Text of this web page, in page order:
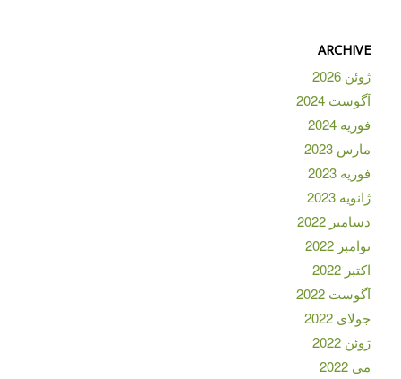
ARCHIVE
ژوئن 2026
آگوست 2024
فوریه 2024
مارس 2023
فوریه 2023
ژانویه 2023
دسامبر 2022
نوامبر 2022
اکتبر 2022
آگوست 2022
جولای 2022
ژوئن 2022
می 2022